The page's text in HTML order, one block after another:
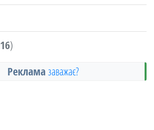
16)
Рекламазаважає?